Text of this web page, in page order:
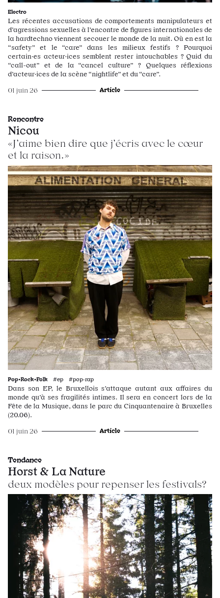
Electro
Les récentes accusations de comportements manipulateurs et
d’agressions sexuelles à l’encontre de figures internationales de
la hardtechno viennent secouer le monde de la nuit. Où en est la
“safety” et le “care” dans les milieux festifs ? Pourquoi
certain·es acteur·ices semblent rester intouchables ? Quid du
“call-out” et de la “cancel culture” ? Quelques réflexions
d’acteur·ices de la scène “nightlife” et du “care”.
01 juin 26 Article
Rencontre
Nicou
«J’aime bien dire que j’écris avec le cœur
et la raison.»
Pop•Rock•Folk #ep #pop·rap
Dans son EP, le Bruxellois s’attaque autant aux affaires du
monde qu’à ses fragilités intimes. Il sera en concert lors de la
Fête de la Musique, dans le parc du Cinquantenaire à Bruxelles
(20.06).
01 juin 26 Article
Tendance
Horst & La Nature
deux modèles pour repenser les festivals?